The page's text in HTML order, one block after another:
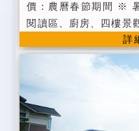
價：農曆春節期間 ※
閱讀區、廚房、四樓景
茶包/咖啡包/礦泉水 ■
供旅遊資訊服務。 ■
在房價上特別回饋給
以後；退房時間：翌
得出示您的證件，以便
也請您將住宿費一併繳
詳